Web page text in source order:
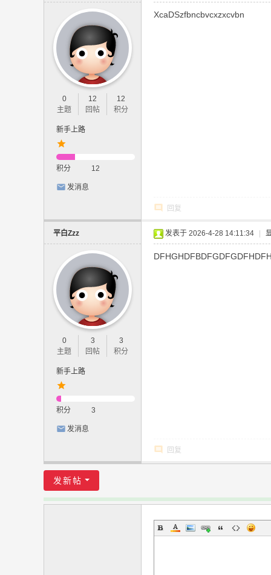
0
主题
12
回帖
12
积分
新手上路
积分 12
发消息
XcaDSzfbncbvcxzxcvbn
回复
平白Zzz
0
主题
3
回帖
3
积分
新手上路
积分 3
发消息
发表于 2026-4-28 14:11:34
回复
发新帖